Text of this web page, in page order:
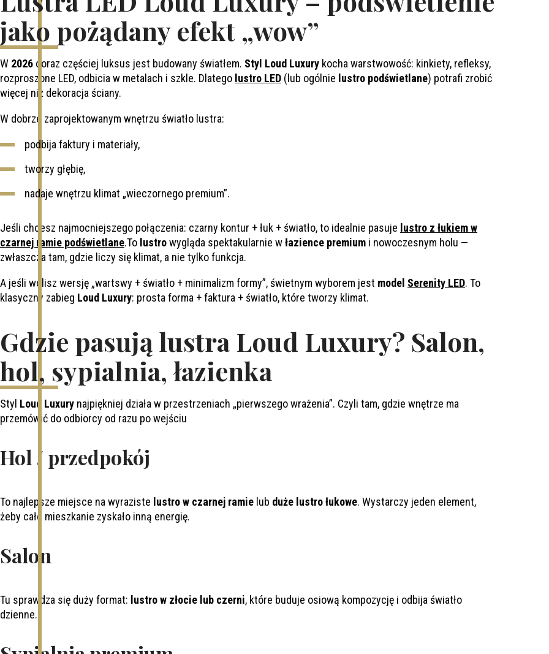
jako pożądany efekt „wow”
W 2026 coraz częściej luksus jest budowany światłem. Styl Loud Luxury kocha warstwowość: kinkiety, refleksy,
rozproszone LED, odbicia w metalach i szkle. Dlatego lustro LED (lub ogólnie lustro podświetlane) potrafi zrobić
więcej niż dekoracja ściany.
W dobrze zaprojektowanym wnętrzu światło lustra:
podbija faktury i materiały,
tworzy głębię,
nadaje wnętrzu klimat „wieczornego premium”.
Jeśli chcesz najmocniejszego połączenia: czarny kontur + łuk + światło, to idealnie pasuje lustro z łukiem w
czarnej ramie podświetlane.To lustrowygląda spektakularnie włazience premium i nowoczesnym holu —
zwłaszcza tam, gdzie liczy się klimat, a nie tylko funkcja.
A jeśli wolisz wersję „wartswy + światło + minimalizm formy”, świetnym wyborem jest model Serenity LED. To
klasyczny zabieg Loud Luxury: prosta forma + faktura + światło, które tworzy klimat.
Gdzie pasują lustra Loud Luxury? Salon,
hol, sypialnia, łazienka
Styl Loud Luxury najpiękniej działa w przestrzeniach „pierwszego wrażenia”. Czyli tam, gdzie wnętrze ma
przemówić do odbiorcy od razu po wejściu
Hol / przedpokój
To najlepsze miejsce na wyraziste lustro w czarnej ramie lub duże lustro łukowe. Wystarczy jeden element,
żeby całe mieszkanie zyskało inną energię.
Salon
Tu sprawdza się duży format: lustro w złocie lub czerni, które buduje osiową kompozycję i odbija światło
dzienne.